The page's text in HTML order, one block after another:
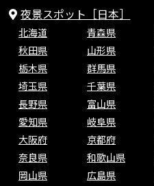
夜景スポット［日本］
北海道 青森県
秋田県
山形県
栃木県
群馬県
埼玉県
千葉県
長野県
富山県
愛知県
岐阜県
大阪府
京都府
奈良県
和歌山県
岡山県
広島県